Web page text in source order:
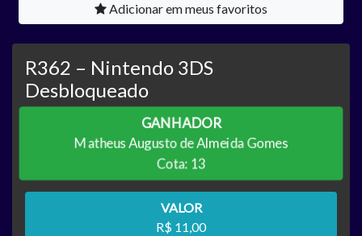
Adicionar em meus favoritos
R362 – Nintendo 3DS
Desbloqueado
GANHADOR
Matheus Augusto de Almeida Gomes
Cota: 13
VALOR
R$ 11,00